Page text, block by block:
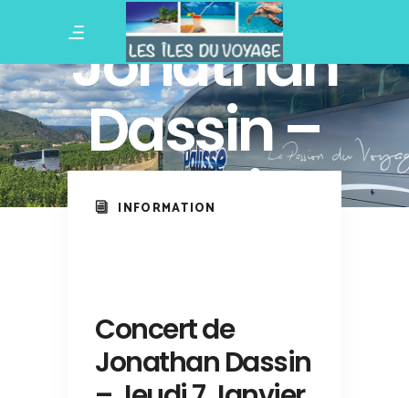
Jonathan
Dassin –
Jeudi 7
2027
INFORMATION
Concert de
Jonathan Dassin